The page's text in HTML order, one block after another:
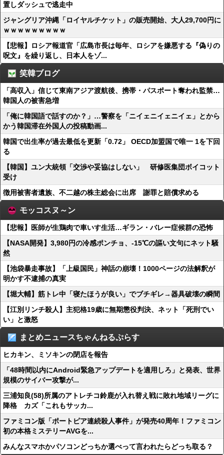
置しダッシュで逃走中
ジャングリア沖縄「ロイヤルチケット」の販売開始、大人29,700円に
ｗｗｗｗｗｗｗｗｗ
【悲報】ロシア報道官「広島市長は毎年、ロシアを嫌悪する『偽りの
呪文』を繰り返し、日本人をゾ...
笑韓ブログ
「高収入」信じて東南アジア渡航後、携帯・パスポート奪われ監禁…
韓国人の被害急増
「俺に韓国語で話すのか？」…警察を「ニイェニイェニイェ」とから
かう韓国滞在外国人の投稿動画...
韓国で出生率が過去最低を更新「0.72」 OECD加盟国で唯一 1を下回
る
【韓国】ユン大統領「交渉や妥協はしない」 研修医集団ボイコット
受け
徴用被害者遺族、不二越の株主総会に出席 謝罪と賠償求める
モッコスヌ～ン
【悲報】医師が生鶏肉で車いす生活…ギラン・バレー症候群の恐怖
【NASA開発】3,980円の冷感ポンチョ、-15℃の謳い文句にネット騒
然
【池袋暴走事故】「上級国民」神話の崩壊！1000ページの法解釈が
明かす不逮捕の真実
【堀大輔】筋トレ中「寝たほうが良い」でブチギレ→器具破壊の瞬間
【江別リンチ殺人】主犯格19歳に無期懲役判決、ネット「死刑でい
い」と激怒
まとめニュースちゃんねるぷらす
ヒカキン、ミソキンの閉店を報告
「48時間以内にAndroid緊急アップデートを適用しろ」と発表、世界
規模のサイバー攻撃が...
三浦知良(58)所属のアトレチコ鈴鹿が入れ替え戦に敗れ地域リーグに
降格 カズ「これもサッカ...
ファミコン版「ポートピア連続殺人事件」が発売40周年！ファミコン
初の本格ミステリーAVGを...
みんなスマホかパソコンどっちか選べって言われたらどっち取る？